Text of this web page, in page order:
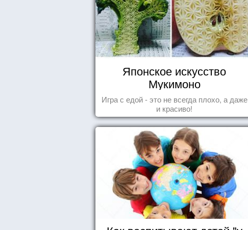
Японское искусство
Мукимоно
Игра с едой - это не всегда плохо, а даже
и красиво!